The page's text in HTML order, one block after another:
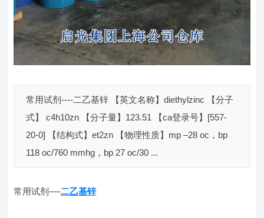
常用试剂----二乙基锌 【英文名称】diethylzinc 【分子
式】 c4h10zn 【分子量】123.51 【ca登录号】[557-
20-0] 【结构式】et2zn 【物理性质】mp –28 oc，bp
118 oc/760 mmhg，bp 27 oc/30 ...
常用试剂—-二乙基锌